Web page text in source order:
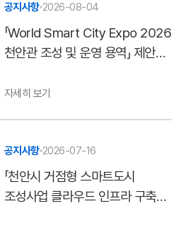
공지사항 2026-08-04
「World Smart City Expo 2026
천안관 조성 및 운영 용역」 제안서
자세히 보기
공지사항 2026-07-16
「천안시 거점형 스마트도시
조성사업 클라우드 인프라 구축